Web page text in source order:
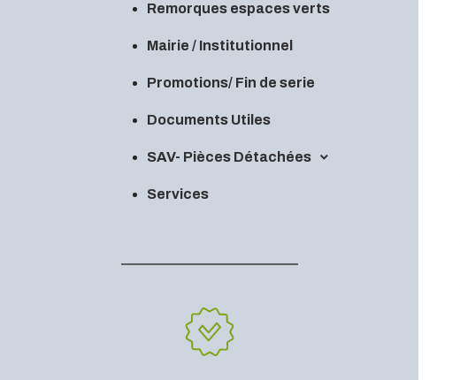
Remorques espaces verts
Mairie / Institutionnel
Promotions/ Fin de serie
Documents Utiles
SAV- Pièces Détachées
Services